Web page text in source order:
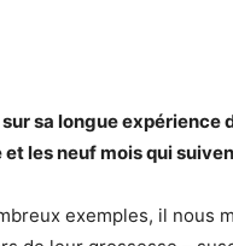
sur sa longue
les neuf mois qui
exemples, il nous